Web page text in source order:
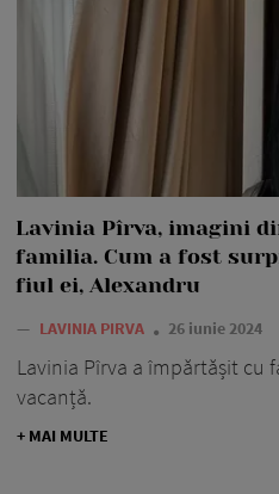
Lavinia Pîrva, imagini
familia. Cum a fost
fiul ei, Alexandru
— LAVINIA PIRVA 26 iunie 2024
Lavinia Pîrva a împărtășit cu
vacanță.
+ MAI MULTE